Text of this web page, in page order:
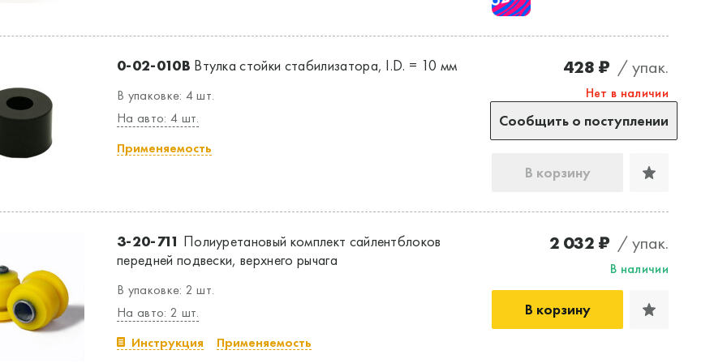
0-02-010B Втулка стойки стабилизатора, I.D. = 10 мм
В упаковке: 4 шт.
На авто: 4 шт.
Применяемость
428 ₽ / упак.
Нет в наличии
Сообщить о поступлении
В корзину
3-20-711 Полиуретановый комплект сайлентблоков
передней подвески, верхнего рычага
В упаковке: 2 шт.
На авто: 2 шт.
Инструкция
Применяемость
2 032 ₽ / упак.
В наличии
В корзину